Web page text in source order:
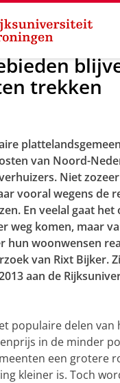
Nieuws
trekken
van Noord-
Niet
vooral wegens de
En veelal gaat
weg komen, maar
hun woonwensen
van Rixt Bijker.
aan de
populaire delen van
in de minder
een grotere
kleiner is. Toch